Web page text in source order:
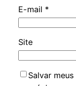
E-mail *
Site
Salvar